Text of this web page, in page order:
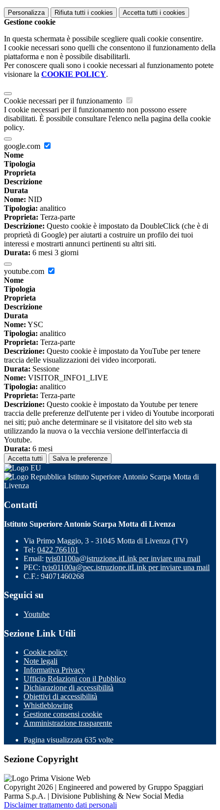
Personalizza Rifiuta tutti i cookies Accetta tutti i cookies
Gestione cookie
In questa schermata è possibile scegliere quali cookie consentire.
I cookie necessari sono quelli che consentono il funzionamento della
piattaforma e non è possibile disabilitarli.
Per conoscere quali sono i cookie necessari al funzionamento potete
visionare la COOKIE POLICY.
Cookie necessari per il funzionamento
I cookie necessari per il funzionamento non possono essere
disabilitati. È possibile consultare l'elenco nella pagina della cookie
policy.
google.com
Nome
Tipologia
Proprieta
Descrizione
Durata
Nome: NID
Tipologia: analitico
Proprieta: Terza-parte
Descrizione: Questo cookie è impostato da DoubleClick (che è di
proprietà di Google) per aiutarti a costruire un profilo dei tuoi
interessi e mostrarti annunci pertinenti su altri siti.
Durata: 6 mesi 3 giorni
youtube.com
Nome
Tipologia
Proprieta
Descrizione
Durata
Nome: YSC
Tipologia: analitico
Proprieta: Terza-parte
Descrizione: Questo cookie è impostato da YouTube per tenere
traccia delle visualizzazioni dei video incorporati.
Durata: Sessione
Nome: VISITOR_INFO1_LIVE
Tipologia: analitico
Proprieta: Terza-parte
Descrizione: Questo cookie è impostato da Youtube per tenere
traccia delle preferenze dell'utente per i video di Youtube incorporati
nei siti; può anche determinare se il visitatore del sito web sta
utilizzando la nuova o la vecchia versione dell'interfaccia di
Youtube.
Durata: 6 mesi
Accetta tutti Salva le preferenze
Istituto Superiore Antonio Scarpa Motta di
Livenza
Contatti
Istituto Superiore Antonio Scarpa Motta di Livenza
Via Primo Maggio, 3 - 31045 Motta di Livenza (TV)
Tel: 0422 766101
Email: tvis01100a@istruzione.itLink per inviare una mail
PEC: tvis01100a@pec.istruzione.itLink per inviare una mail
C.F.: 94071460268
Seguici su
Youtube
Sezione Link Utili
Cookie policy
Note legali
Informativa Privacy
Ufficio Relazioni con il Pubblico
Dichiarazione di accessibilità
Obiettivi di accessibilità
Whistleblowing
Gestione consensi cookie
Amministrazione trasparente
Pagina visualizzata 635 volte
Sezione Copyright
Copyright 2026 | Engineered and powered by Gruppo Spaggiari
Parma S.p.A. | Divisione Publishing & New Social Media
Disclaimer trattamento dati personali